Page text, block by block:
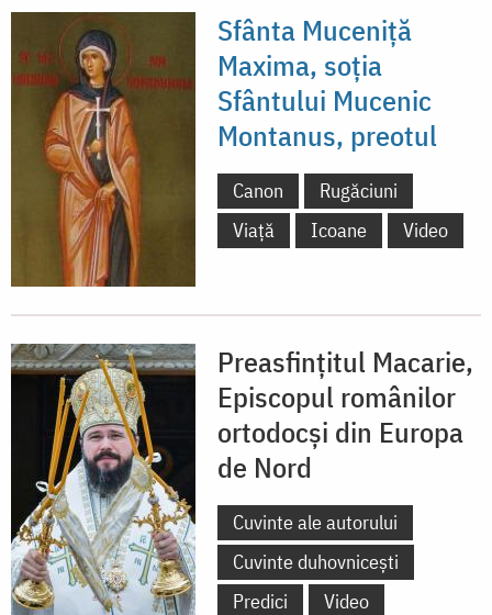
Sfânta Muceniţă
Maxima, soţia
Sfântului Mucenic
Montanus, preotul
Canon
Rugăciuni
Viață
Icoane Video
Preasfințitul Macarie,
Episcopul românilor
ortodocși din Europa
de Nord
Cuvinte ale autorului
Cuvinte duhovnicești
Predici
Video